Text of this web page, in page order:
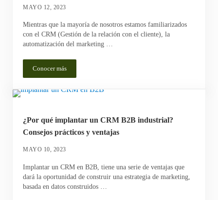
MAYO 12, 2023
Mientras que la mayoría de nosotros estamos familiarizados
con el CRM (Gestión de la relación con el cliente), la
automatización del marketing …
Conocer másCRM para la automatización del marketing industrial:
¿Por qué implantar un CRM B2B industrial?
Consejos prácticos y ventajas
MAYO 10, 2023
Implantar un CRM en B2B, tiene una serie de ventajas que
dará la oportunidad de construir una estrategia de marketing,
basada en datos construidos …